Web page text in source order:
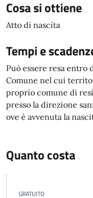
Cosa si ottiene
Atto di nascita
Tempi e
Può essere resa entro
Comune nel cui
proprio comune di
presso la direzione
ove è avvenuta la
Quanto costa
GRATUITO